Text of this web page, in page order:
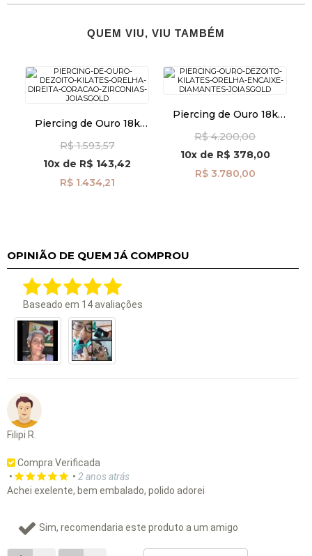
QUEM VIU, VIU TAMBÉM
Piercing de Ouro 18k
com Zircônias ac07785
R$ 1.593,57
10x de R$ 143,42
R$ 1.434,21
Piercing de Ouro 18k
Diamantes ac07696
R$ 4.200,00
10xde R$ 378,00
R$ 3.780,00
OPINIÃO DE QUEM JÁ COMPROU
Baseado em 14avaliações
Filipi R.
Compra Verificada
•
• 2 anos atrás
Achei exelente, bem embalado, polido adorei
Sim, recomendaria este produto a um amigo